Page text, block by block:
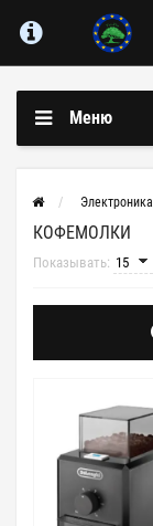
Меню
Электроника
КОФЕМОЛКИ
Показывать: